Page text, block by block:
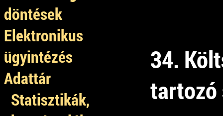
döntések
Elektronikus
ügyintézés
Adattár
Statisztikák,
34.
tartozó